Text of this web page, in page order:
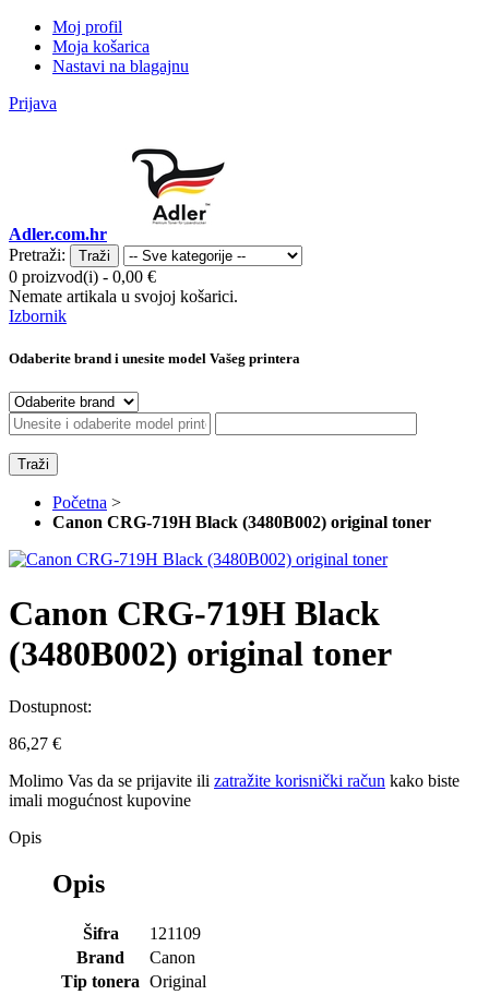
Moj profil
Moja košarica
Nastavi na blagajnu
Prijava
Adler.com.hr
Pretraži:
Traži
0 proizvod(i) - 0,00 €
Nemate artikala u svojoj košarici.
Izbornik
Odaberite brand i unesite model Vašeg printera
Traži
Početna >
Canon CRG-719H Black (3480B002) original toner
Canon CRG-719H Black
(3480B002) original toner
Dostupnost:
86,27 €
Molimo Vas da se prijavite ili zatražite korisnički račun kako biste
imali mogućnost kupovine
Opis
Opis
Šifra
121109
Brand
Canon
Tip tonera Original